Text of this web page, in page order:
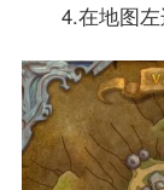
4.在地图左